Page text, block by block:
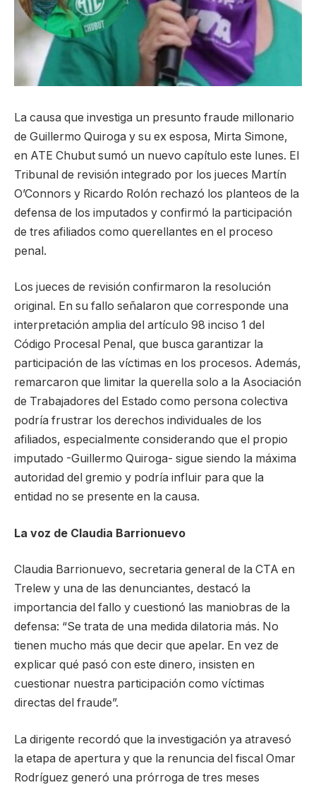
La causa que investiga un presunto fraude millonario
de Guillermo Quiroga y su ex esposa, Mirta Simone,
en ATE Chubut sumó un nuevo capítulo este lunes. El
Tribunal de revisión integrado por los jueces Martín
O’Connors y Ricardo Rolón rechazó los planteos de la
defensa de los imputados y confirmó la participación
de tres afiliados como querellantes en el proceso
penal.
Los jueces de revisión confirmaron la resolución
original. En su fallo señalaron que corresponde una
interpretación amplia del artículo 98 inciso 1 del
Código Procesal Penal, que busca garantizar la
participación de las víctimas en los procesos. Además,
remarcaron que limitar la querella solo a la Asociación
de Trabajadores del Estado como persona colectiva
podría frustrar los derechos individuales de los
afiliados, especialmente considerando que el propio
imputado -Guillermo Quiroga- sigue siendo la máxima
autoridad del gremio y podría influir para que la
entidad no se presente en la causa.
La voz de Claudia Barrionuevo
Claudia Barrionuevo, secretaria general de la CTA en
Trelew y una de las denunciantes, destacó la
importancia del fallo y cuestionó las maniobras de la
defensa: “Se trata de una medida dilatoria más. No
tienen mucho más que decir que apelar. En vez de
explicar qué pasó con este dinero, insisten en
cuestionar nuestra participación como víctimas
directas del fraude”.
La dirigente recordó que la investigación ya atravesó
la etapa de apertura y que la renuncia del fiscal Omar
Rodríguez generó una prórroga de tres meses